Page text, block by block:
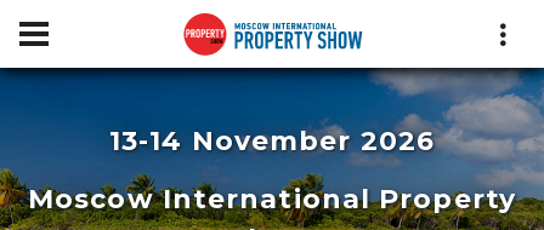
13-14 November 2026
Moscow International Property